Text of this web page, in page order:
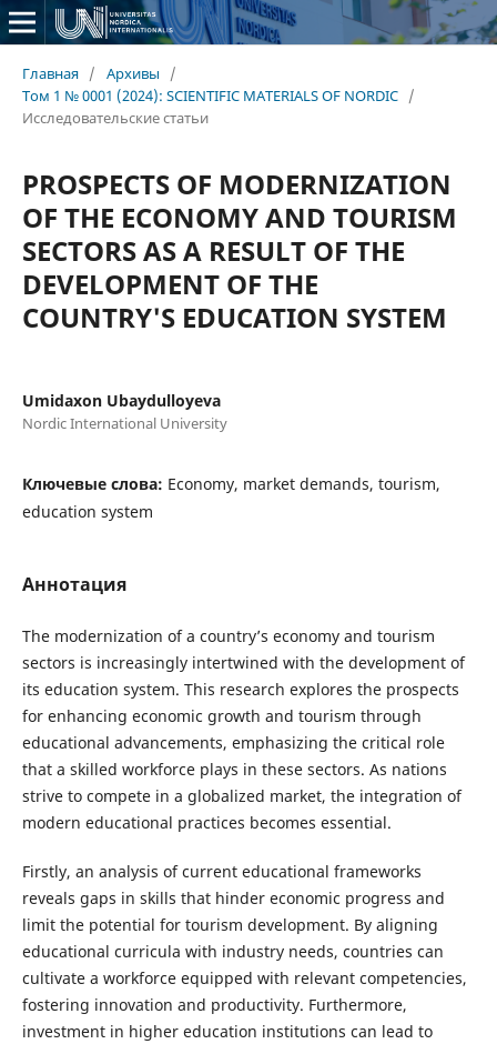
Главная / Архивы
/
Том 1 № 0001 (2024): SCIENTIFIC MATERIALS OF NORDIC /
Исследовательские статьи
PROSPECTS OF MODERNIZATION
OF THE ECONOMY AND TOURISM
SECTORS AS A RESULT OF THE
DEVELOPMENT OF THE
COUNTRY'S EDUCATION SYSTEM
Umidaxon Ubaydulloyeva
Nordic International University
Ключевые слова: Economy, market demands, tourism,
education system
Аннотация
The modernization of a country’s economy and tourism
sectors is increasingly intertwined with the development of
its education system. This research explores the prospects
for enhancing economic growth and tourism through
educational advancements, emphasizing the critical role
that a skilled workforce plays in these sectors. As nations
strive to compete in a globalized market, the integration of
modern educational practices becomes essential.
Firstly, an analysis of current educational frameworks
reveals gaps in skills that hinder economic progress and
limit the potential for tourism development. By aligning
educational curricula with industry needs, countries can
cultivate a workforce equipped with relevant competencies,
fostering innovation and productivity. Furthermore,
investment in higher education institutions can lead to